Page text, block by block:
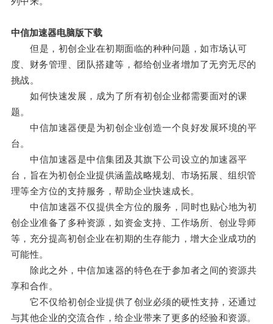
中信加速器电脑版下载
但是，初创企业在初期面临的种种问题，如市场认可
度、财务管理、团队搭建等，都给创业者增加了无穷无尽的
挑战。
如何快速发展，成为了所有初创企业都需要面对的课
题。
中信加速器便是为初创企业创造一个良好发展环境的平
台。
中信加速器是中信集团及其旗下公司设立的加速器平
台，旨在为初创企业提供涵盖战略规划、市场拓展、组织管
理等全方位的支持服务，帮助企业快速成长。
中信加速器不仅提供全方位的服务，同时也贴心地为初
创企业准备了多种资源，如资金支持、工作场所、创业导师
等，充分提高初创企业在初期的生存能力，增大企业成功的
可能性。
除此之外，中信加速器的特色在于参加者之间的资源共
享和合作。
它不仅给初创企业提供了创业必须的硬性支持，还通过
与其他企业的交流合作，给企业带来了更多的经验和资源。